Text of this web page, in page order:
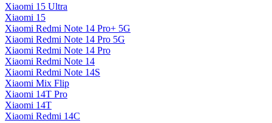
Xiaomi 15 Ultra
Xiaomi 15
Xiaomi Redmi Note 14 Pro+ 5G
Xiaomi Redmi Note 14 Pro 5G
Xiaomi Redmi Note 14 Pro
Xiaomi Redmi Note 14
Xiaomi Redmi Note 14S
Xiaomi Mix Flip
Xiaomi 14T Pro
Xiaomi 14T
Xiaomi Redmi 14C